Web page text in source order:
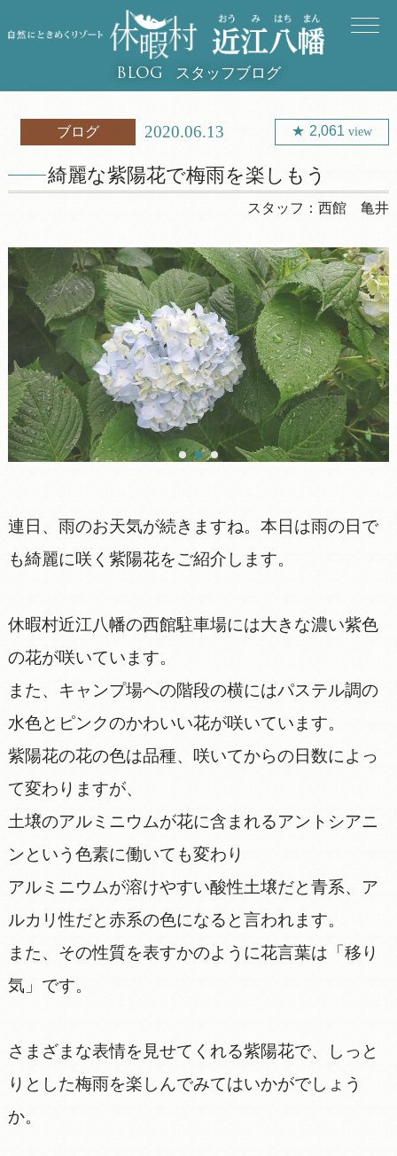
BLOG スタッフブログ
ブログ 2020.06.13 2,061view
綺麗な紫陽花で梅雨を楽しもう
スタッフ：西館 亀井
連日、雨のお天気が続きますね。本日は雨の日で
も綺麗に咲く紫陽花をご紹介します。
休暇村近江八幡の西館駐車場には大きな濃い紫色
の花が咲いています。
また、キャンプ場への階段の横にはパステル調の
水色とピンクのかわいい花が咲いています。
紫陽花の花の色は品種、咲いてからの日数によっ
て変わりますが、
土壌のアルミニウムが花に含まれるアントシアニ
ンという色素に働いても変わり
アルミニウムが溶けやすい酸性土壌だと青系、ア
ルカリ性だと赤系の色になると言われます。
また、その性質を表すかのように花言葉は「移り
気」です。
さまざまな表情を見せてくれる紫陽花で、しっと
りとした梅雨を楽しんでみてはいかがでしょう
か。